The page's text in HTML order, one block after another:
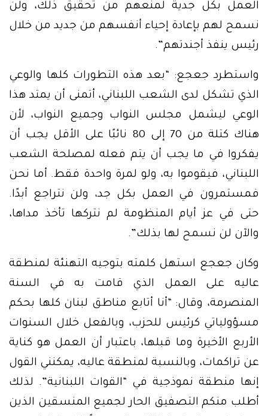
العمل بكل جدية لمنعهم من تحقيق ذلك، ولن
نسمح لهم بإعادة إحياء أنفسهم من جديد من خلال
رئيس ينفذ أجندتهم”.
واستطرد جعجع: “بعد هذه التطورات كلها والوعي
الذي تشكل لدى الشعب اللبناني، أتمنى أن يمتد هذا
الوعي ليشمل مجلس النواب وجميع النواب، لأن
هناك كتلة من 70 إلى 80 نائبًا على الأقل يجب أن
يفكروا في ما يجب أن يتم فعله لمصلحة الشعب
اللبناني، فيقوموا به، ولو لمرة واحدة فقط. أما نحن
فمستمرون في العمل بكل جد، ولن نتراجع أبدًا.
حتى في عز أيام المنظومة لم نتركها تأخذ مداها،
والآن لن نسمح لها بذلك”.
وكان جعجع استهل كلمته بتوجيه التهنئة لمنطقة
عاليه على العمل الذي قامت به في السنة
المنصرمة، وقال: “أنا أتابع مناطق لبنان كلها بحكم
مسؤولياتي كرئيس للحزب، وبالفعل خلال السنوات
الأربع الأخيرة وما قبلها، باعتبار أن العمل هو كناية
عن تراكمات، وبالنسبة لمنطقة عاليه، يمكنني القول
إنها منطقة نموذجية في “القوات اللبنانية”. لذلك
أطلب منكم التصفيق الحار لجميع المنسقين الذين